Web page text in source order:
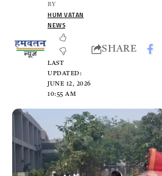
LAST
UPDATED:
JUNE 12, 2026
10:55 AM
BY
HUM VATAN
NEWS
SHARE